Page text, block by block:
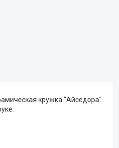
кружка "Айседора".